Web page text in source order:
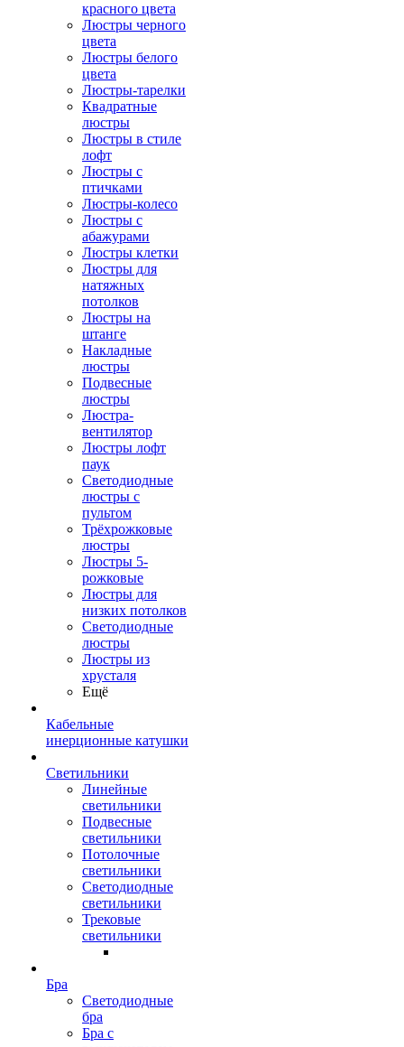
красного цвета
Люстры черного
цвета
Люстры белого
цвета
Люстры-тарелки
Квадратные
люстры
Люстры в стиле
лофт
Люстры с
птичками
Люстры-колесо
Люстры с
абажурами
Люстры клетки
Люстры для
натяжных
потолков
Люстры на
штанге
Накладные
люстры
Подвесные
люстры
Люстра-
вентилятор
Люстры лофт
паук
Светодиодные
люстры с
пультом
Трёхрожковые
люстры
Люстры 5-
рожковые
Люстры для
низких потолков
Cветодиодные
люстры
Люстры из
хрусталя
Ещё
Кабельные
инерционные катушки
Светильники
Линейные
светильники
Подвесные
светильники
Потолочные
светильники
Светодиодные
светильники
Трековые
светильники
Бра
Светодиодные
бра
Бра с